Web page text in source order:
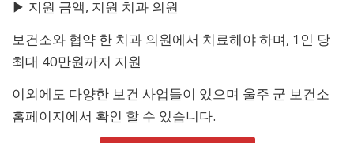
▶ 지원 금액, 지원 치과 의원
보건소와 협약 한 치과 의원에서 치료해야 하며, 1인 당
최대 40만원까지 지원
이외에도 다양한 보건 사업들이 있으며 울주 군 보건소
홈페이지에서 확인 할 수 있습니다.